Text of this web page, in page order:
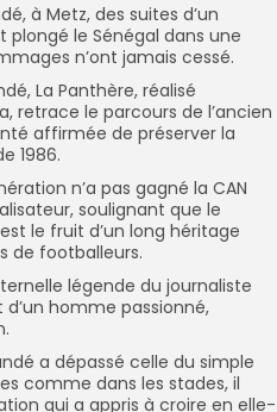
à Metz, des suites d’un
le Sénégal dans une
n’ont jamais cessé.
La Panthère, réalisé
retrace le parcours de l’ancien
affirmée de préserver la
1986.
n’a pas gagné la CAN
soulignant que le
le fruit d’un long héritage
de footballeurs.
légende du journaliste
homme passionné,
a dépassé celle du simple
comme dans les stades, il
qui a appris à croire en elle-